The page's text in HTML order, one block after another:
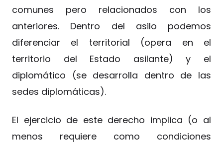
comunes pero relacionados con los
anteriores. Dentro del asilo podemos
diferenciar el territorial (opera en el
territorio del Estado asilante) y el
diplomático (se desarrolla dentro de las
sedes diplomáticas).
El ejercicio de este derecho implica (o al
menos requiere como condiciones